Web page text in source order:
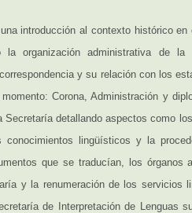
introducción al contexto histórico en
la organización administrativa de la
y su relación con los
Corona, Administración y
Secretaría detallando aspectos como
conocimientos lingüísticos y la
que se traducían, los órganos
y la renumeración de los servicios
de Interpretación de Lenguas